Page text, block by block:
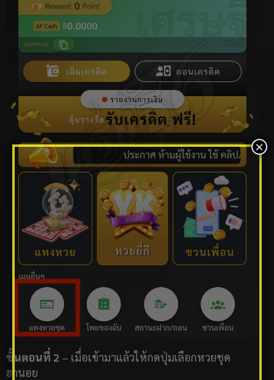
ขั้นตอนที่ 2 – เมื่อเข้ามาแล้วให้กดปุ่มเลือกหวยชุด
ฮานอย